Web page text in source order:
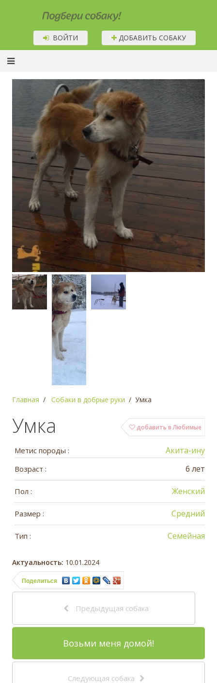
Подбери собаку!
ВОЙТИ ДОБАВИТЬ СОБАКУ
Главная Собаки в добрые руки Умка
добавить в Любимые
Умка
Метис породы : Акита-ину
Возраст : 6 лет
Пол : Женский
Размер : Средний
Тип : Семейная
Актуальность: 10.01.2024
Поделиться
Предыдущая собака
Возьми меня домой!
Следующая собака